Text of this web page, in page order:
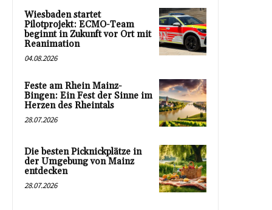
Wiesbaden startet
Pilotprojekt: ECMO-Team
beginnt in Zukunft vor Ort mit
Reanimation
04.08.2026
Feste am Rhein Mainz-
Bingen: Ein Fest der Sinne im
Herzen des Rheintals
28.07.2026
Die besten Picknickplätze in
der Umgebung von Mainz
entdecken
28.07.2026